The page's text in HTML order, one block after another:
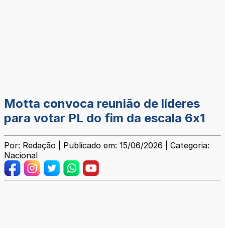
Motta convoca reunião de líderes
para votar PL do fim da escala 6x1
Por: Redação | Publicado em: 15/06/2026 | Categoria:
Nacional